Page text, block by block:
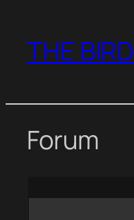
springen
THE
Forum